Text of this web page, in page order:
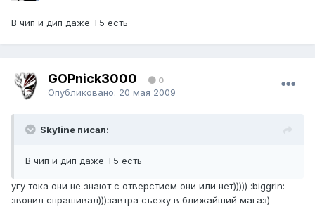
В чип и дип даже T5 есть
GOPnick3000 0
Опубликовано: 20 мая 2009
Skyline писал:
В чип и дип даже T5 есть
угу тока они не знают с отверстием они или нет))))) :biggrin:
звонил спрашивал)))завтра съежу в ближайший магаз)